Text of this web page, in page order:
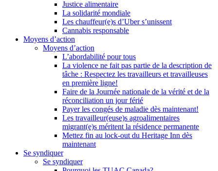
Justice alimentaire
La solidarité mondiale
Les chauffeur(e)s d’Uber s’unissent
Cannabis responsable
Moyens d’action
Moyens d’action
L’abordabilité pour tous
La violence ne fait pas partie de la description de
tâche : Respectez les travailleurs et travailleuses
en première ligne!
Faire de la Journée nationale de la vérité et de la
réconciliation un jour férié
Payer les congés de maladie dès maintenant!
Les travailleur(euse)s agroalimentaires
migrant(e)s méritent la résidence permanente
Mettez fin au lock-out du Heritage Inn dès
maintenant
Se syndiquer
Se syndiquer